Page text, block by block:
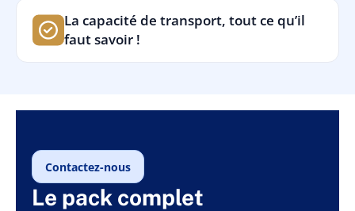
La capacité de transport, tout ce qu’il
faut savoir !
Contactez-nous
Le pack complet